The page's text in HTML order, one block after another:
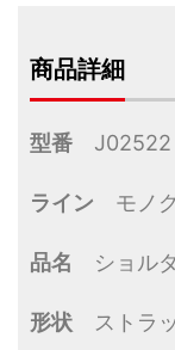
商品詳細
型番 J02522
ライン モノ
品名 ショル
形状 ストラ